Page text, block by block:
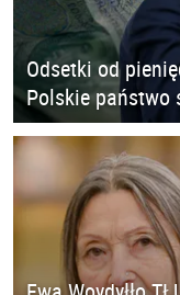
Odsetki od
Polskie państwo